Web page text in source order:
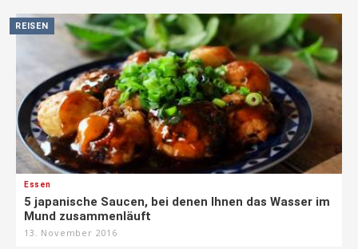
REISEN
Essen
5 japanische Saucen, bei denen Ihnen das Wasser im
Mund zusammenläuft
13. November 2016